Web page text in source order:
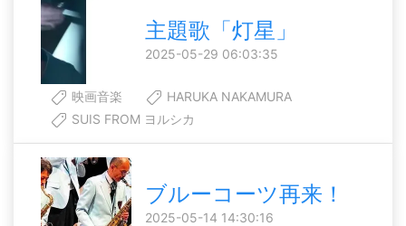
主題歌「灯星」
2025-05-29 06:03:35
映画音楽
HARUKA NAKAMURA
SUIS FROM ヨルシカ
ブルーコーツ再来！
2025-05-14 14:30:16